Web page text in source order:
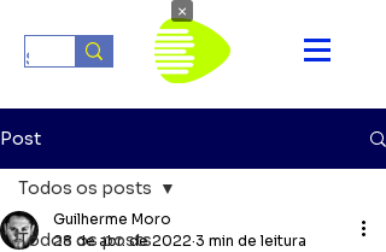
Post
Todos os posts
Todos os posts
Guilherme Moro
28 de abr. de 2022 3 min de leitura
×